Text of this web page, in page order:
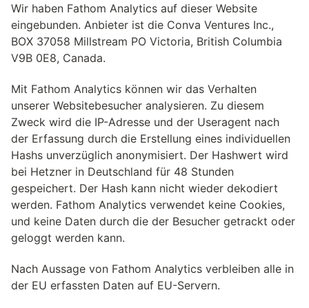
Wir haben Fathom Analytics auf dieser Website
eingebunden. Anbieter ist die Conva Ventures Inc.,
BOX 37058 Millstream PO Victoria, British Columbia
V9B 0E8, Canada.
Mit Fathom Analytics können wir das Verhalten
unserer Websitebesucher analysieren. Zu diesem
Zweck wird die IP-Adresse und der Useragent nach
der Erfassung durch die Erstellung eines individuellen
Hashs unverzüglich anonymisiert. Der Hashwert wird
bei Hetzner in Deutschland für 48 Stunden
gespeichert. Der Hash kann nicht wieder dekodiert
werden. Fathom Analytics verwendet keine Cookies,
und keine Daten durch die der Besucher getrackt oder
geloggt werden kann.
Nach Aussage von Fathom Analytics verbleiben alle in
der EU erfassten Daten auf EU-Servern.